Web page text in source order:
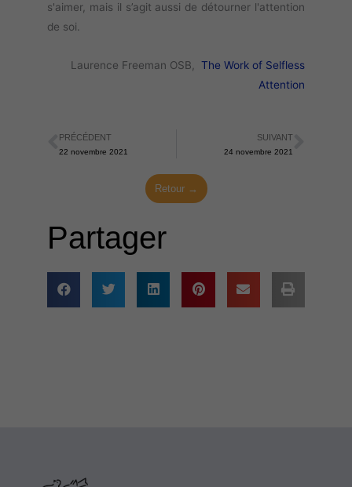
s'aimer, mais il s’agit aussi de détourner l'attention
de soi.
Laurence Freeman OSB,
The Work of Selfless
Attention
Précédent
PRÉCÉDENT
22 novembre 2021
SUIVANT
24 novembre 2021
Retour →
Partager